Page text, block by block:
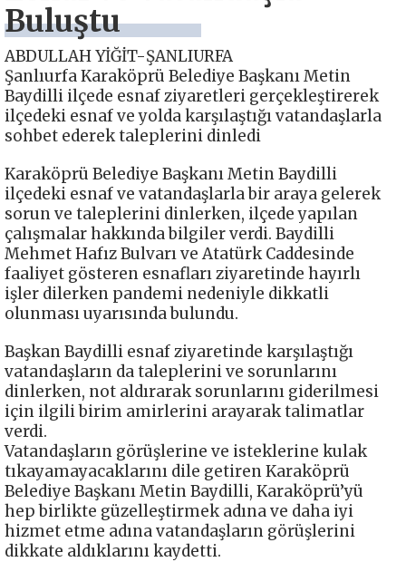
Buluştu
ABDULLAH YİĞİT-ŞANLIURFA
Şanlıurfa Karaköprü Belediye Başkanı Metin
Baydilli ilçede esnaf ziyaretleri gerçekleştirerek
ilçedeki esnaf ve yolda karşılaştığı vatandaşlarla
sohbet ederek taleplerini dinledi
Karaköprü Belediye Başkanı Metin Baydilli
ilçedeki esnaf ve vatandaşlarla bir araya gelerek
sorun ve taleplerini dinlerken, ilçede yapılan
çalışmalar hakkında bilgiler verdi. Baydilli
Mehmet Hafız Bulvarı ve Atatürk Caddesinde
faaliyet gösteren esnafları ziyaretinde hayırlı
işler dilerken pandemi nedeniyle dikkatli
olunması uyarısında bulundu.
Başkan Baydilli esnaf ziyaretinde karşılaştığı
vatandaşların da taleplerini ve sorunlarını
dinlerken, not aldırarak sorunlarını giderilmesi
için ilgili birim amirlerini arayarak talimatlar
verdi.
Vatandaşların görüşlerine ve isteklerine kulak
tıkayamayacaklarını dile getiren Karaköprü
Belediye Başkanı Metin Baydilli, Karaköprü’yü
hep birlikte güzelleştirmek adına ve daha iyi
hizmet etme adına vatandaşların görüşlerini
dikkate aldıklarını kaydetti.